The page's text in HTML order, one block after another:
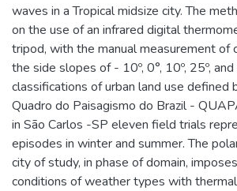
waves in a Tropical midsize city. The
on the use of an infrared digital
tripod, with the manual measurement of
the side slopes of - 10º, 0°, 10º, 25º, and
classifications of urban land use defined
Quadro do Paisagismo do Brazil -
in São Carlos -SP eleven field trials
episodes in winter and summer. The
city of study, in phase of domain,
conditions of weather types with